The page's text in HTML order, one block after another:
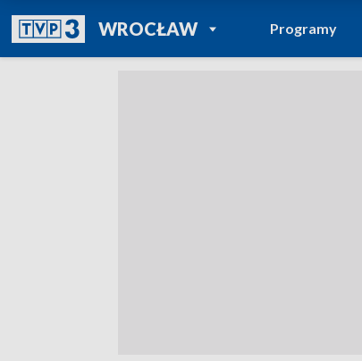
WROCŁAWPOWRÓT DO
TVP REGIONY
Programy